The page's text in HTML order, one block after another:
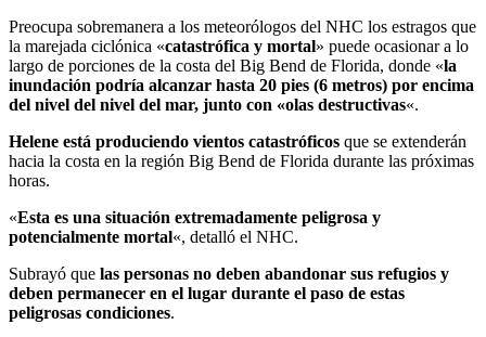
Preocupa sobremanera a los meteorólogos del NHC los estragos que
la marejada ciclónica «catastrófica y mortal» puede ocasionar a lo
largo de porciones de la costa del Big Bend de Florida, donde «la
inundación podría alcanzar hasta 20 pies (6 metros) por encima
del nivel del nivel del mar, junto con «olas destructivas«.
Helene está produciendo vientos catastróficos que se extenderán
hacia la costa en la región Big Bend de Florida durante las próximas
horas.
«Esta es una situación extremadamente peligrosa y
potencialmente mortal«, detalló el NHC.
Subrayó que las personas no deben abandonar sus refugios y
deben permanecer en el lugar durante el paso de estas
peligrosas condiciones.